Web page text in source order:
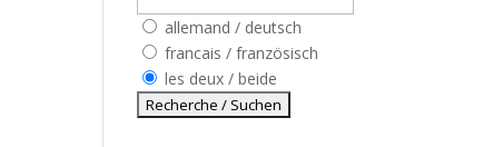
allemand / deutsch
francais / französisch
les deux / beide